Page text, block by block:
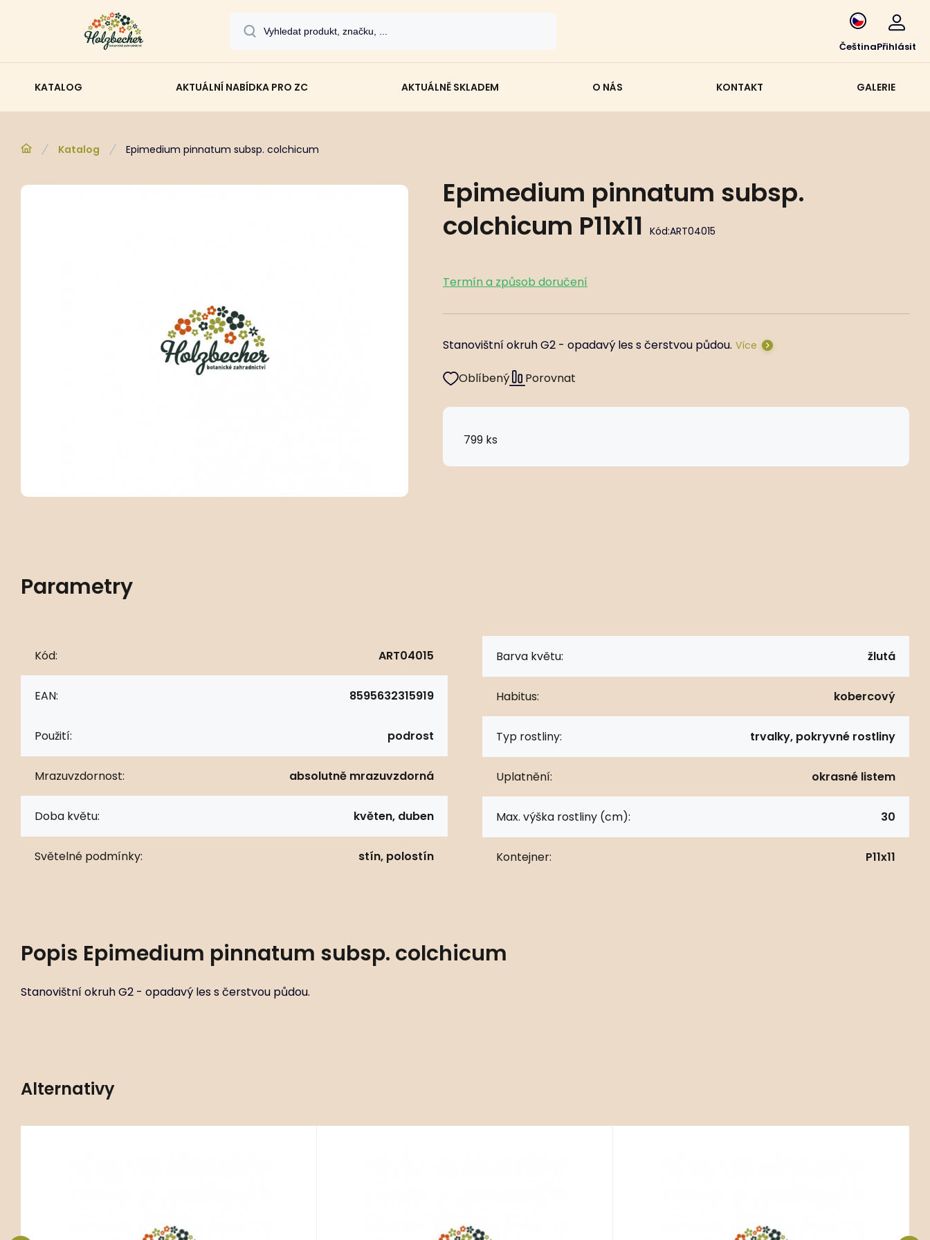
ČeštinaPřihlásit
KATALOG AKTUÁLNÍ NABÍDKA PRO ZC AKTUÁLNĚ SKLADEM O NÁS KONTAKT GALERIE
Katalog Epimedium pinnatum subsp. colchicum
Epimedium pinnatum subsp.
colchicum P11x11 Kód:ART04015
Termín a způsob doručení
Stanovištní okruh G2 - opadavý les s čerstvou půdou. Více
Oblíbený Porovnat
799 ks
Parametry
Kód: ART04015
EAN: 8595632315919
Použití: podrost
Mrazuvzdornost: absolutně mrazuvzdorná
Doba květu: květen, duben
Světelné podmínky: stín, polostín
Barva květu: žlutá
Habitus: kobercový
Typ rostliny: trvalky, pokryvné rostliny
Uplatnění: okrasné listem
Max. výška rostliny (cm): 30
Kontejner: P11x11
Popis Epimedium pinnatum subsp. colchicum
Stanovištní okruh G2 - opadavý les s čerstvou půdou.
Alternativy